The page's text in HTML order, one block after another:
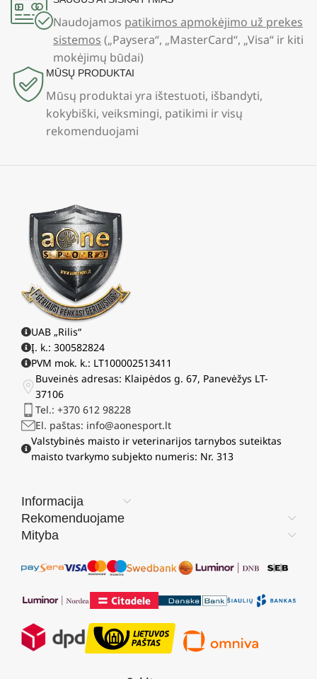
Naudojamos patikimos apmokėjimo už prekes
sistemos („Paysera“, „MasterCard“, „Visa“ ir kiti
mokėjimų būdai)
MŪSŲ PRODUKTAI
Mūsų produktai yra ištestuoti, išbandyti,
kokybiški, veiksmingi, patikimi ir visų
rekomenduojami
UAB „Rilis“
Į. k.: 300582824
PVM mok. k.: LT100002513411
Buveinės adresas: Klaipėdos g. 67, Panevėžys LT-
37106
Tel.: +370 612 98228
El. paštas: info@aonesport.lt
Valstybinės maisto ir veterinarijos tarnybos suteiktas
maisto tvarkymo subjekto numeris: Nr. 313
Informacija
Rekomenduojame
Mityba